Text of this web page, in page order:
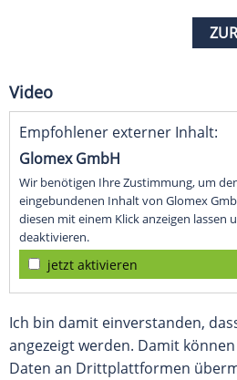
Video
Empfohlener externer Inhalt:
Glomex GmbH
Wir benötigen Ihre Zustimmung, um
eingebundenen Inhalt von Glomex
diesen mit einem Klick anzeigen lassen
deaktivieren.
jetzt aktivieren
Ich bin damit einverstanden,
angezeigt werden. Damit
Daten an Drittplattformen